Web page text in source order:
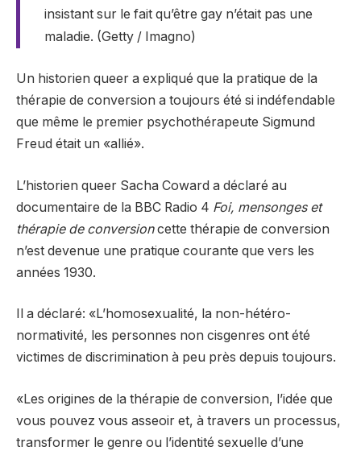
insistant sur le fait qu’être gay n’était pas une
maladie. (Getty / Imagno)
Un historien queer a expliqué que la pratique de la
thérapie de conversion a toujours été si indéfendable
que même le premier psychothérapeute Sigmund
Freud était un «allié».
L’historien queer Sacha Coward a déclaré au
documentaire de la BBC Radio 4 Foi, mensonges et
thérapie de conversioncette thérapie de conversion
n’est devenue une pratique courante que vers les
années 1930.
Il a déclaré: «L’homosexualité, la non-hétéro-
normativité, les personnes non cisgenres ont été
victimes de discrimination à peu près depuis toujours.
«Les origines de la thérapie de conversion, l’idée que
vous pouvez vous asseoir et, à travers un processus,
transformer le genre ou l’identité sexuelle d’une